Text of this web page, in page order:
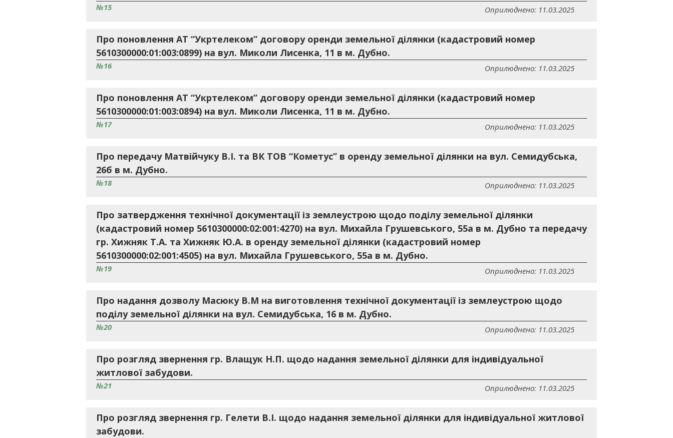
№15 Оприлюднено: 11.03.2025
Про поновлення АТ “Укртелеком” договору оренди земельної ділянки (кадастровий номер
5610300000:01:003:0899) на вул. Миколи Лисенка, 11 в м. Дубно.
№16 Оприлюднено: 11.03.2025
Про поновлення АТ “Укртелеком” договору оренди земельної ділянки (кадастровий номер
5610300000:01:003:0894) на вул. Миколи Лисенка, 11 в м. Дубно.
№17 Оприлюднено: 11.03.2025
Про передачу Матвійчуку В.І. та ВК ТОВ “Кометус” в оренду земельної ділянки на вул. Семидубська,
26б в м. Дубно.
№18 Оприлюднено: 11.03.2025
Про затвердження технічної документації із землеустрою щодо поділу земельної ділянки
(кадастровий номер 5610300000:02:001:4270) на вул. Михайла Грушевського, 55а в м. Дубно та передачу
гр. Хижняк Т.А. та Хижняк Ю.А. в оренду земельної ділянки (кадастровий номер
5610300000:02:001:4505) на вул. Михайла Грушевського, 55а в м. Дубно.
№19 Оприлюднено: 11.03.2025
Про надання дозволу Масюку В.М на виготовлення технічної документації із землеустрою щодо
поділу земельної ділянки на вул. Семидубська, 16 в м. Дубно.
№20 Оприлюднено: 11.03.2025
Про розгляд звернення гр. Влащук Н.П. щодо надання земельної ділянки для індивідуальної
житлової забудови.
№21 Оприлюднено: 11.03.2025
Про розгляд звернення гр. Гелети В.І. щодо надання земельної ділянки для індивідуальної житлової
забудови.